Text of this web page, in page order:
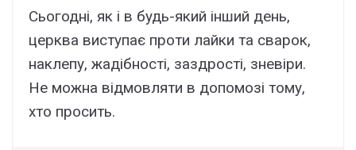
Сьогодні, як і в будь-який інший день,
церква виступає проти лайки та сварок,
наклепу, жадібності, заздрості, зневіри.
Не можна відмовляти в допомозі тому,
хто просить.